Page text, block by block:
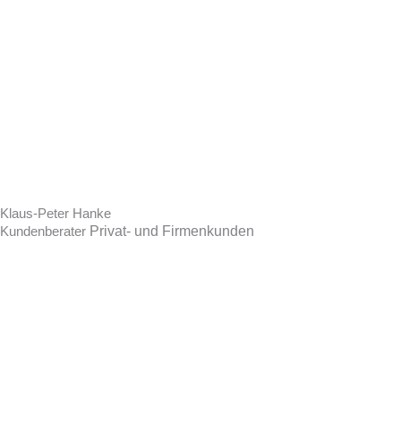
Klaus-Peter Hanke
Kundenberater Privat- und Firmenkunden